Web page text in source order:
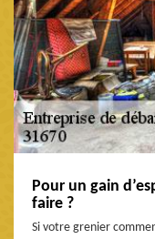
Pour un gain
faire ?
Si votre grenier